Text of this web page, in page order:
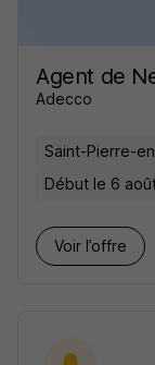
Agent de
Adecco
Saint-Pierre-
Début le 6
Voir l’offre